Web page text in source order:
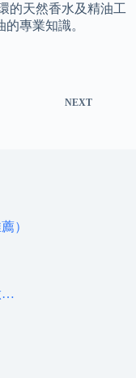
的天然香水及精油工
專業知識。
NEXT
）
…